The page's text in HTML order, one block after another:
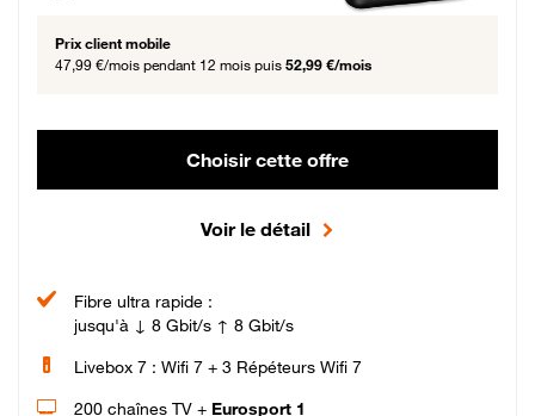
Prix client mobile
47,99 €/mois pendant 12 mois puis 52,99 €/mois
Choisir cette offre
Voir le détail
Fibre ultra rapide :
jusqu'à ↓ 8 Gbit/s ↑ 8 Gbit/s
Livebox 7 : Wifi 7 + 3 Répéteurs Wifi 7
200 chaînes TV + Eurosport 1